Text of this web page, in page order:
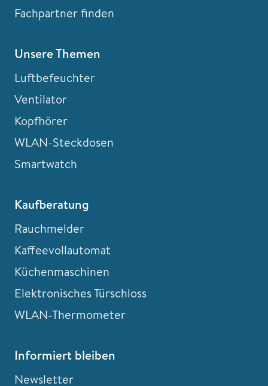
Fachpartner finden
Unsere Themen
Luftbefeuchter
Ventilator
Kopfhörer
WLAN-Steckdosen
Smartwatch
Kaufberatung
Rauchmelder
Kaffeevollautomat
Küchenmaschinen
Elektronisches Türschloss
WLAN-Thermometer
Informiert bleiben
Newsletter